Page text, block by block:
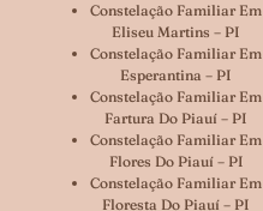
Constelação Familiar Em
Eliseu Martins – PI
Constelação Familiar Em
Esperantina – PI
Constelação Familiar Em
Fartura Do Piauí – PI
Constelação Familiar Em
Flores Do Piauí – PI
Constelação Familiar Em
Floresta Do Piauí – PI